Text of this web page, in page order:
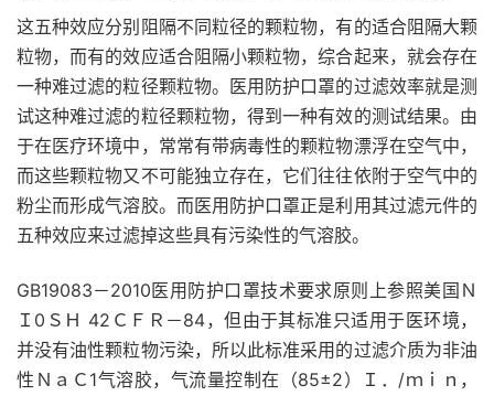
这五种效应分别阻隔不同粒径的颗粒物，有的适合阻隔大颗
粒物，而有的效应适合阻隔小颗粒物，综合起来，就会存在
一种难过滤的粒径颗粒物。医用防护口罩的过滤效率就是测
试这种难过滤的粒径颗粒物，得到一种有效的测试结果。由
于在医疗环境中，常常有带病毒性的颗粒物漂浮在空气中，
而这些颗粒物又不可能独立存在，它们往往依附于空气中的
粉尘而形成气溶胶。而医用防护口罩正是利用其过滤元件的
五种效应来过滤掉这些具有污染性的气溶胶。
GB19083－2010医用防护口罩技术要求原则上参照美国Ｎ
Ｉ0ＳＨ 42ＣＦＲ－84，但由于其标准只适用于医环境，
并没有油性颗粒物污染，所以此标准采用的过滤介质为非油
性ＮａＣ1气溶胶，气流量控制在（85±2）Ｉ．/ｍｉｎ，